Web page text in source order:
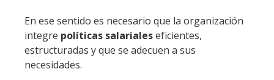
En ese sentido es necesario que la organización
integre políticas salarialeseficientes,
estructuradas y que se adecuen a sus
necesidades.